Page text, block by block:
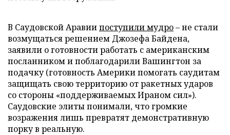
В Саудовской Аравиипоступили мудро– не стали
возмущаться решением Джозефа Байдена,
заявили о готовности работать с американским
посланником и поблагодарили Вашингтон за
подачку (готовность Америки помогать саудитам
защищать свою территорию от ракетных ударов
со стороны «поддерживаемых Ираном сил»).
Саудовские элиты понимали, что громкие
возражения лишь превратят демонстративную
порку в реальную.